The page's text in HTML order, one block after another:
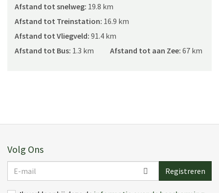
Word wakker met de geluiden van de natuur, geniet van lange
diners onder de Toscaanse hemel, verken historische dorpen
en wijngaarden en creëer onvergetelijke herinneringen in een
van de mooiste landschappen van Italië.
Vergunnings- of registratienummer:
CIN: IT055009B404030697
Afstand tot snelweg: 19.8 km
Afstand tot Treinstation: 16.9 km
Afstand tot Vliegveld: 91.4 km
Afstand tot Bus: 1.3 km Afstand tot aan Zee: 67 km
Volg Ons
mail
Registreren